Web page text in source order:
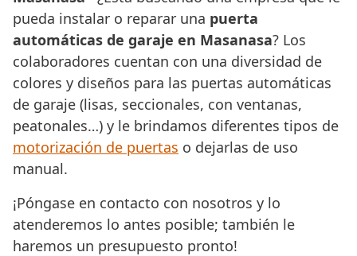
pueda instalar o reparar una puerta
automáticas de garaje en Masanasa? Los
colaboradores cuentan con una diversidad de
colores y diseños para las puertas automáticas
de garaje (lisas, seccionales, con ventanas,
peatonales…) y le brindamos diferentes tipos de
motorización de puertas o dejarlas de uso
manual.
¡Póngase en contacto con nosotros y lo
atenderemos lo antes posible; también le
haremos un presupuesto pronto!